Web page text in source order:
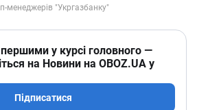
у курсі головного —
на Новини на OBOZ.UA у
Підписатися